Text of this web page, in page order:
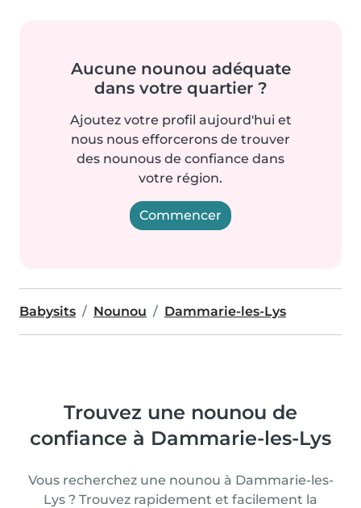
Aucune nounou adéquate
dans votre quartier ?
Ajoutez votre profil aujourd'hui et
nous nous efforcerons de trouver
des nounous de confiance dans
votre région.
Commencer
Babysits Nounou Dammarie-les-Lys
Trouvez une nounou de
confiance à Dammarie-les-Lys
Vous recherchez une nounou à Dammarie-les-
Lys ? Trouvez rapidement et facilement la